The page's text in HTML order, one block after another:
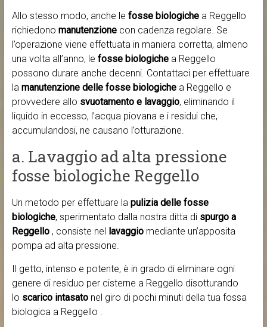
Allo stesso modo, anche le fosse biologichea Reggello
richiedono manutenzionecon cadenza regolare. Se
l’operazione viene effettuata in maniera corretta, almeno
una volta all’anno, le fosse biologichea Reggello
possono durare anche decenni. Contattaci per effettuare
la manutenzione delle fosse biologichea Reggello e
provvedere allo svuotamento e lavaggio, eliminando il
liquido in eccesso, l’acqua piovana e i residui che,
accumulandosi, ne causano l’otturazione.
a. Lavaggio ad alta pressione
fosse biologiche Reggello
Un metodo per effettuare la pulizia delle fosse
biologiche, sperimentato dalla nostra ditta di spurgo a
Reggello , consiste nel lavaggiomediante un’apposita
pompa ad alta pressione.
Il getto, intenso e potente, è in grado di eliminare ogni
genere di residuo per cisterne a Reggello disotturando
lo scarico intasatonel giro di pochi minuti della tua fossa
biologica a Reggello .